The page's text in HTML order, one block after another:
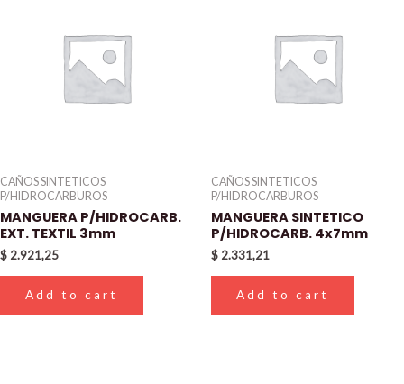
CAÑOS SINTETICOS
P/HIDROCARBUROS
MANGUERA P/HIDROCARB.
EXT. TEXTIL 3mm
$ 2.921,25
Add to cart
CAÑOS SINTETICOS
P/HIDROCARBUROS
MANGUERA SINTETICO
P/HIDROCARB. 4x7mm
$ 2.331,21
Add to cart